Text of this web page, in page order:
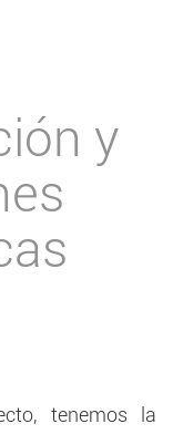
y
tenemos la